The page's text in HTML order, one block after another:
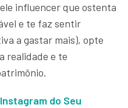
influencer que ostenta
e te faz sentir
a gastar mais), opte
realidade e te
do Seu